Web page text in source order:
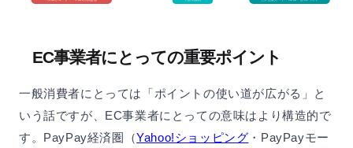
EC事業者にとっての重要ポイント
一般消費者にとっては「ポイントの使い道が広がる」と
いう話ですが、EC事業者にとっての意味はより構造的で
す。PayPay経済圏（Yahoo!ショッピング ・PayPayモー